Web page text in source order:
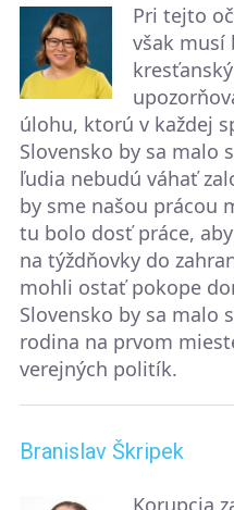
Pri tejto
však
úlohu, ktorú v každej
Slovensko by sa malo
ľudia nebudú váhať
by sme našou prácou
tu bolo dosť práce,
na týždňovky do
mohli ostať pokope
Slovensko by sa malo
rodina na prvom
verejných politík.
Branislav Škripek
Korupcia